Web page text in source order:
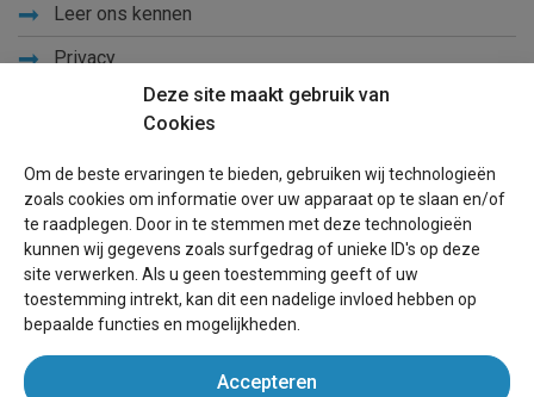
Deze site maakt gebruik van
Cookies
Om de beste ervaringen te bieden, gebruiken wij technologieën
zoals cookies om informatie over uw apparaat op te slaan en/of
te raadplegen. Door in te stemmen met deze technologieën
kunnen wij gegevens zoals surfgedrag of unieke ID's op deze
site verwerken. Als u geen toestemming geeft of uw
toestemming intrekt, kan dit een nadelige invloed hebben op
bepaalde functies en mogelijkheden.
Accepteren
Leer ons kennen
Privacy
Blog
Voor eigenaren
Een advertentie plaatsen
Succesvol verhuren vakantiewoning